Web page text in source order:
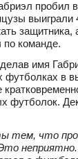
пробил
выиграли
защитника,
по команде.
имя
футболках в
футболок.
тем, что